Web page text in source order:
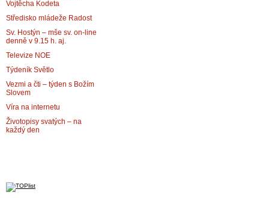
Vojtěcha Kodeta
Středisko mládeže Radost
Sv. Hostýn – mše sv. on-line
denně v 9.15 h. aj.
Televize NOE
Týdeník Světlo
Vezmi a čti – týden s Božím
Slovem
Víra na internetu
Životopisy svatých – na
každý den